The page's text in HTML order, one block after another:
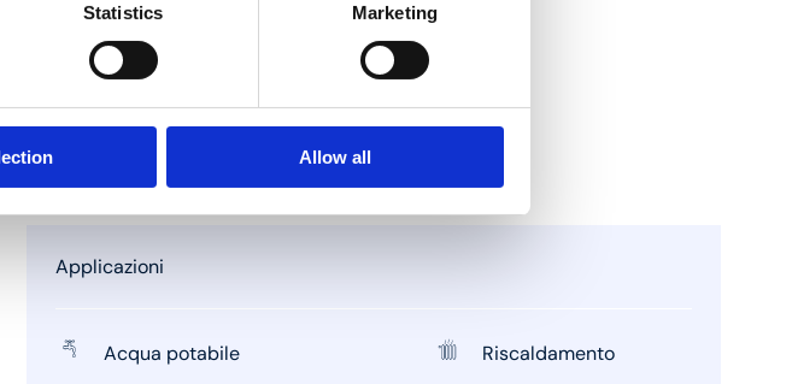
Statistics Marketing
Allow all
Applicazioni
Acqua potabile Riscaldamento